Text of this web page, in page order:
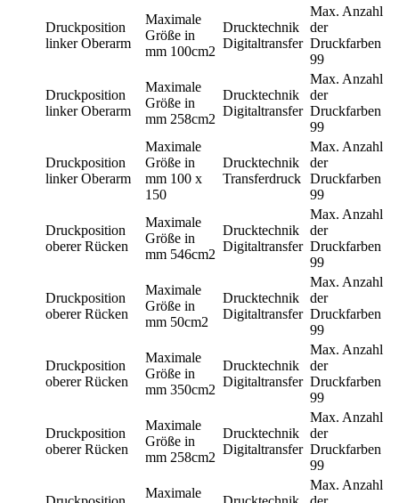
Druckposition
linker Oberarm
Maximale
Größe in
mm 100cm2
Drucktechnik
Digitaltransfer
Max. Anzahl
der
Druckfarben
99
Druckposition
linker Oberarm
Maximale
Größe in
mm 258cm2
Drucktechnik
Digitaltransfer
Max. Anzahl
der
Druckfarben
99
Druckposition
linker Oberarm
Maximale
Größe in
mm 100 x
150
Drucktechnik
Transferdruck
Max. Anzahl
der
Druckfarben
99
Druckposition
oberer Rücken
Maximale
Größe in
mm 546cm2
Drucktechnik
Digitaltransfer
Max. Anzahl
der
Druckfarben
99
Druckposition
oberer Rücken
Maximale
Größe in
mm 50cm2
Drucktechnik
Digitaltransfer
Max. Anzahl
der
Druckfarben
99
Druckposition
oberer Rücken
Maximale
Größe in
mm 350cm2
Drucktechnik
Digitaltransfer
Max. Anzahl
der
Druckfarben
99
Druckposition
oberer Rücken
Maximale
Größe in
mm 258cm2
Drucktechnik
Digitaltransfer
Max. Anzahl
der
Druckfarben
99
Maximale
Max. Anzahl